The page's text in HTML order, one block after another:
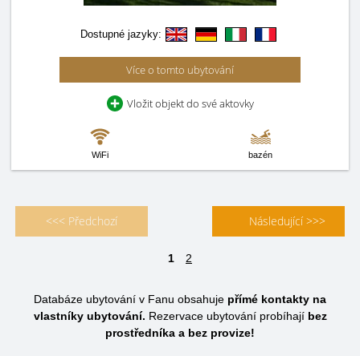
Dostupné jazyky:
Více o tomto ubytování
Vložit objekt do své aktovky
WiFi bazén
<<< Předchozí Následující >>>
1 2
Databáze ubytování v Fanu obsahuje přímé kontakty na
vlastníky ubytování. Rezervace ubytování probíhají bez
prostředníka a bez provize!